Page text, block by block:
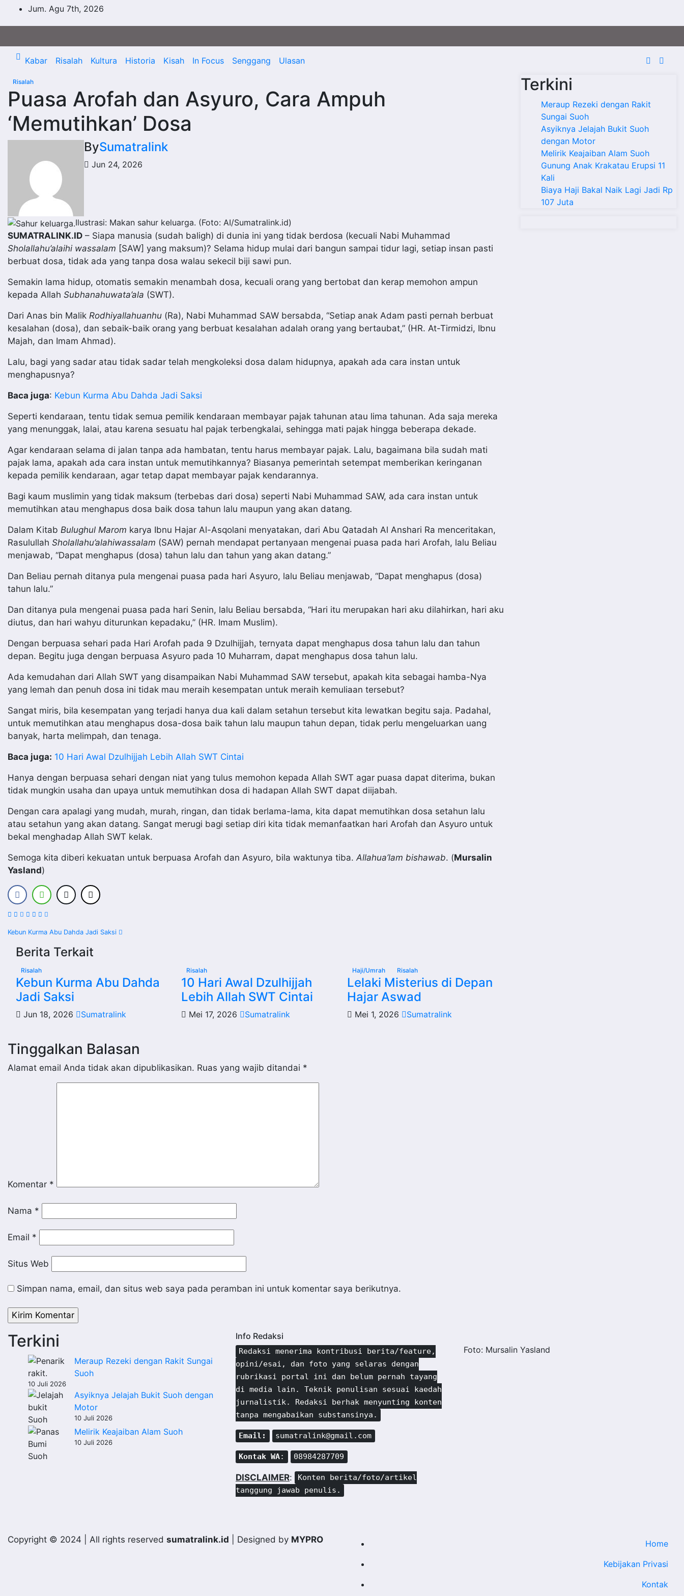
Jum. Agu 7th, 2026
Kabar Risalah Kultura Historia Kisah In Focus Senggang Ulasan
Risalah
Puasa Arofah dan Asyuro, Cara Ampuh
‘Memutihkan’ Dosa
BySumatralink
Jun 24, 2026
Ilustrasi: Makan sahur keluarga. (Foto: AI/Sumatralink.id)
SUMATRALINK.ID – Siapa manusia (sudah baligh) di dunia ini yang tidak berdosa (kecuali Nabi Muhammad
Sholallahu’alaihi wassalam [SAW] yang maksum)? Selama hidup mulai dari bangun sampai tidur lagi, setiap insan pasti
berbuat dosa, tidak ada yang tanpa dosa walau sekecil biji sawi pun.
Semakin lama hidup, otomatis semakin menambah dosa, kecuali orang yang bertobat dan kerap memohon ampun
kepada Allah Subhanahuwata’ala (SWT).
Dari Anas bin Malik Rodhiyallahuanhu (Ra), Nabi Muhammad SAW bersabda, “Setiap anak Adam pasti pernah berbuat
kesalahan (dosa), dan sebaik-baik orang yang berbuat kesalahan adalah orang yang bertaubat,” (HR. At-Tirmidzi, Ibnu
Majah, dan Imam Ahmad).
Lalu, bagi yang sadar atau tidak sadar telah mengkoleksi dosa dalam hidupnya, apakah ada cara instan untuk
menghapusnya?
Baca juga: Kebun Kurma Abu Dahda Jadi Saksi
Seperti kendaraan, tentu tidak semua pemilik kendaraan membayar pajak tahunan atau lima tahunan. Ada saja mereka
yang menunggak, lalai, atau karena sesuatu hal pajak terbengkalai, sehingga mati pajak hingga beberapa dekade.
Agar kendaraan selama di jalan tanpa ada hambatan, tentu harus membayar pajak. Lalu, bagaimana bila sudah mati
pajak lama, apakah ada cara instan untuk memutihkannya? Biasanya pemerintah setempat memberikan keringanan
kepada pemilik kendaraan, agar tetap dapat membayar pajak kendarannya.
Bagi kaum muslimin yang tidak maksum (terbebas dari dosa) seperti Nabi Muhammad SAW, ada cara instan untuk
memutihkan atau menghapus dosa baik dosa tahun lalu maupun yang akan datang.
Dalam Kitab Bulughul Marom karya Ibnu Hajar Al-Asqolani menyatakan, dari Abu Qatadah Al Anshari Ra menceritakan,
Rasulullah Sholallahu’alahiwassalam (SAW) pernah mendapat pertanyaan mengenai puasa pada hari Arofah, lalu Beliau
menjawab, “Dapat menghapus (dosa) tahun lalu dan tahun yang akan datang.”
Dan Beliau pernah ditanya pula mengenai puasa pada hari Asyuro, lalu Beliau menjawab, “Dapat menghapus (dosa)
tahun lalu.”
Dan ditanya pula mengenai puasa pada hari Senin, lalu Beliau bersabda, “Hari itu merupakan hari aku dilahirkan, hari aku
diutus, dan hari wahyu diturunkan kepadaku,” (HR. Imam Muslim).
Dengan berpuasa sehari pada Hari Arofah pada 9 Dzulhijjah, ternyata dapat menghapus dosa tahun lalu dan tahun
depan. Begitu juga dengan berpuasa Asyuro pada 10 Muharram, dapat menghapus dosa tahun lalu.
Ada kemudahan dari Allah SWT yang disampaikan Nabi Muhammad SAW tersebut, apakah kita sebagai hamba-Nya
yang lemah dan penuh dosa ini tidak mau meraih kesempatan untuk meraih kemuliaan tersebut?
Sangat miris, bila kesempatan yang terjadi hanya dua kali dalam setahun tersebut kita lewatkan begitu saja. Padahal,
untuk memutihkan atau menghapus dosa-dosa baik tahun lalu maupun tahun depan, tidak perlu mengeluarkan uang
banyak, harta melimpah, dan tenaga.
Baca juga: 10 Hari Awal Dzulhijjah Lebih Allah SWT Cintai
Hanya dengan berpuasa sehari dengan niat yang tulus memohon kepada Allah SWT agar puasa dapat diterima, bukan
tidak mungkin usaha dan upaya untuk memutihkan dosa di hadapan Allah SWT dapat diijabah.
Dengan cara apalagi yang mudah, murah, ringan, dan tidak berlama-lama, kita dapat memutihkan dosa setahun lalu
atau setahun yang akan datang. Sangat merugi bagi setiap diri kita tidak memanfaatkan hari Arofah dan Asyuro untuk
bekal menghadap Allah SWT kelak.
Semoga kita diberi kekuatan untuk berpuasa Arofah dan Asyuro, bila waktunya tiba. Allahua’lam bishawab. (Mursalin
Yasland)
Navigasi
pos
Kebun Kurma Abu Dahda Jadi Saksi
Berita Terkait
Risalah
Kebun Kurma Abu Dahda
Jadi Saksi
Jun 18, 2026 Sumatralink
Risalah
10 Hari Awal Dzulhijjah
Lebih Allah SWT Cintai
Mei 17, 2026 Sumatralink
Haji/Umrah Risalah
Lelaki Misterius di Depan
Hajar Aswad
Mei 1, 2026 Sumatralink
Tinggalkan Balasan
Alamat email Anda tidak akan dipublikasikan. Ruas yang wajib ditandai *
Komentar *
Nama *
Email *
Situs Web
Simpan nama, email, dan situs web saya pada peramban ini untuk komentar saya berikutnya.
Terkini
Meraup Rezeki dengan Rakit
Sungai Suoh
Asyiknya Jelajah Bukit Suoh
dengan Motor
Melirik Keajaiban Alam Suoh
Gunung Anak Krakatau Erupsi 11
Kali
Biaya Haji Bakal Naik Lagi Jadi Rp
107 Juta
Terkini
Meraup Rezeki dengan Rakit Sungai
Suoh
10 Juli 2026
Asyiknya Jelajah Bukit Suoh dengan
Motor
10 Juli 2026
Melirik Keajaiban Alam Suoh
10 Juli 2026
Info Redaksi
Redaksi menerima kontribusi berita/feature,
opini/esai, dan foto yang selaras dengan
rubrikasi portal ini dan belum pernah tayang
di media lain. Teknik penulisan sesuai kaedah
jurnalistik. Redaksi berhak menyunting konten
tanpa mengabaikan substansinya.
Email: sumatralink@gmail.com
Kontak WA: 08984287709
DISCLAIMER:
Konten berita/foto/artikel
tanggung jawab penulis.
Foto: Mursalin Yasland
Copyright © 2024 | All rights reserved sumatralink.id | Designed by MYPRO
Home
Kebijakan Privasi
Kontak